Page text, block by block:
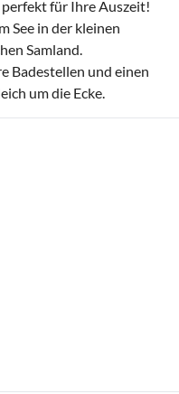
für Ihre Auszeit!
See in der kleinen
Samland.
Badestellen und einen
um die Ecke.